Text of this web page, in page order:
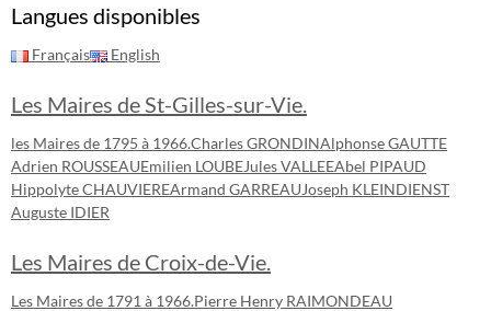
Langues disponibles
Français English
Les Maires de St-Gilles-sur-Vie.
les Maires de 1795 à 1966.Charles GRONDINAlphonse GAUTTE
Adrien ROUSSEAUEmilien LOUBEJules VALLEEAbel PIPAUD
Hippolyte CHAUVIEREArmand GARREAUJoseph KLEINDIENST
Auguste IDIER
Les Maires de Croix-de-Vie.
Les Maires de 1791 à 1966.Pierre Henry RAIMONDEAU